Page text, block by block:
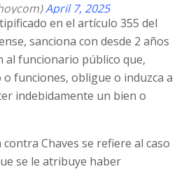
April 7, 2025
en el artículo 355 del
sanciona con desde 2 años
al funcionario público que,
o funciones, obligue o induzca a
indebidamente un bien o
contra Chaves se refiere al caso
se le atribuye haber